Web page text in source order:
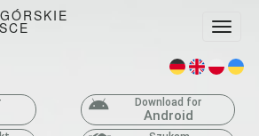
Download for
Android